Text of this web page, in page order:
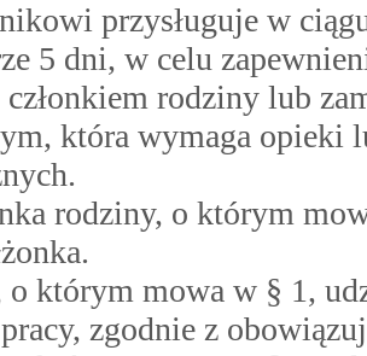
przysługuje w
5 dni, w celu
członkiem rodziny lub
która wymaga opieki
rodziny, o którym
którym mowa w § 1,
zgodnie z